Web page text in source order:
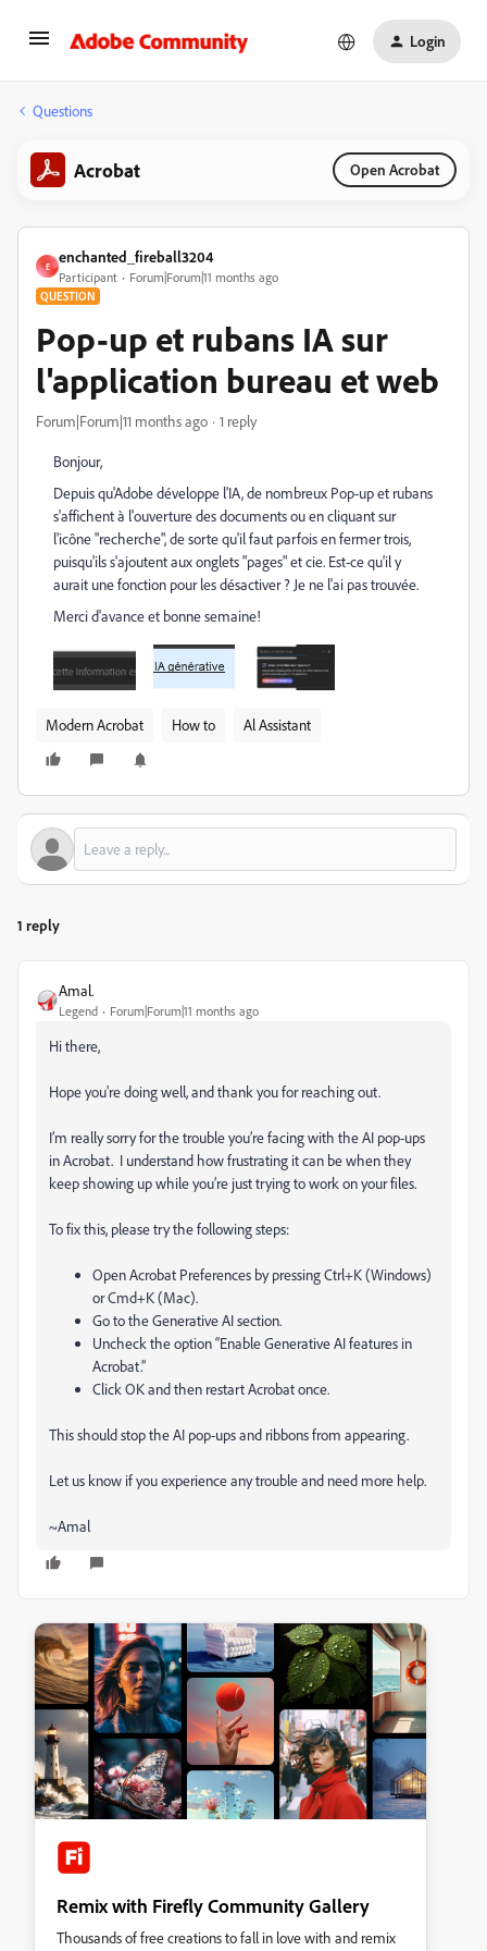
Login
Questions
Acrobat Open Acrobat
E
enchanted_fireball3204
Participant Forum|Forum|11 months ago
QUESTION
Pop-up et rubans IA sur
l'application bureau et web
Forum|Forum|11 months ago 1 reply
Bonjour,
Depuis qu'Adobe développe l'IA, de nombreux Pop-up et rubans
s'affichent à l'ouverture des documents ou en cliquant sur
l'icône "recherche", de sorte qu'il faut parfois en fermer trois,
puisqu'ils s'ajoutent aux onglets "pages" et cie. Est-ce qu'il y
aurait une fonction pour les désactiver ? Je ne l'ai pas trouvée.
Merci d'avance et bonne semaine!
Modern Acrobat How to Al Assistant
1 reply
Amal.
Legend Forum|Forum|11 months ago
Hi there,
Hope you’re doing well, and thank you for reaching out.
I’m really sorry for the trouble you’re facing with the AI pop-ups
in Acrobat. I understand how frustrating it can be when they
keep showing up while you’re just trying to work on your files.
To fix this, please try the following steps:
Open Acrobat Preferences by pressing Ctrl+K (Windows)
or Cmd+K (Mac).
Go to the Generative AI section.
Uncheck the option “Enable Generative AI features in
Acrobat.”
Click OK and then restart Acrobat once.
This should stop the AI pop-ups and ribbons from appearing.
Let us know if you experience any trouble and need more help.
~Amal
Remix with Firefly Community Gallery
Thousands of free creations to fall in love with and remix